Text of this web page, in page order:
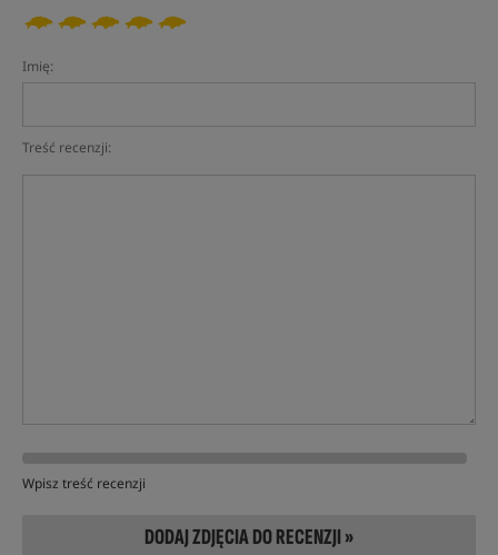
Imię:
Treść recenzji:
Wpisz treść recenzji
DODAJ ZDJĘCIA DO RECENZJI »